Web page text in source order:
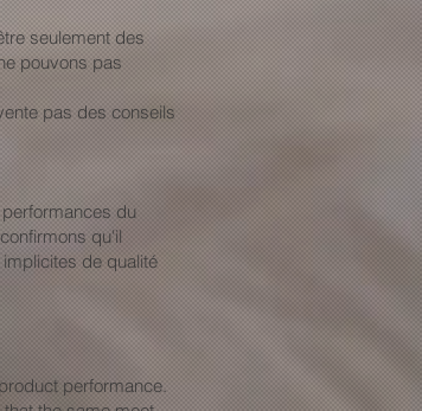
seulement des
pouvons pas
pas des conseils
du
qu'il
de qualité
performance.